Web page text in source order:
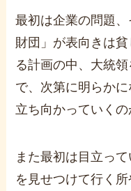
最初は企業の問題
財団」が表向きは
る計画の中、大統
で、次第に明らか
立ち向かっていくの
また最初は目立っ
を見せつけて行く